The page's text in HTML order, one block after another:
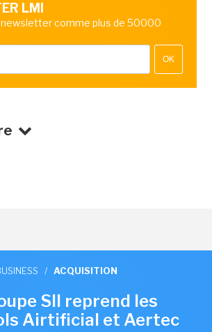
LMI
comme plus de 50000
OK
/ ACQUISITION
SII reprend les
Airtificial et Aertec